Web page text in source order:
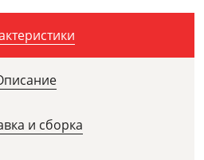
и сборка